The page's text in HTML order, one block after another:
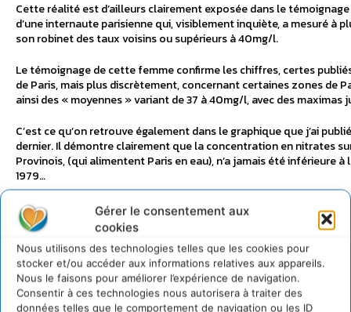
Gérer le consentement aux
cookies
Nous utilisons des technologies telles que les cookies pour
stocker et/ou accéder aux informations relatives aux appareils.
Nous le faisons pour améliorer l’expérience de navigation.
Consentir à ces technologies nous autorisera à traiter des
données telles que le comportement de navigation ou les ID
Cette réalité est d’ailleurs clairement exposée dans le
d’une internaute parisienne qui, visiblement inquiète, a mesuré à
son robinet des taux voisins ou supérieurs à 40mg/l.
Le témoignage de cette femme confirme les chiffres, certes
de Paris, mais plus discrètement, concernant certaines zones de
ainsi des « moyennes » variant de 37 à 40mg/l, avec des maximas
C’est ce qu’on retrouve également dans le graphique que j’ai
dernier. Il démontre clairement que la concentration en nitrates
Provinois, (qui alimentent Paris en eau), n’a jamais été inférieure à
1979…
Tout à sa volonté de promouvoir les vertus gustatives et
robinet, Eau de Paris ne ferait-il donc pas fi un peu rapidement du
précaution ?
Intrigué et scandalisé, et malgré le droit de réserve auquel je suis
d’aller plus loin… et ces inquiétudes et témoignages ont été
que j’ai dernièrement faites moi-même sur de nombreuses